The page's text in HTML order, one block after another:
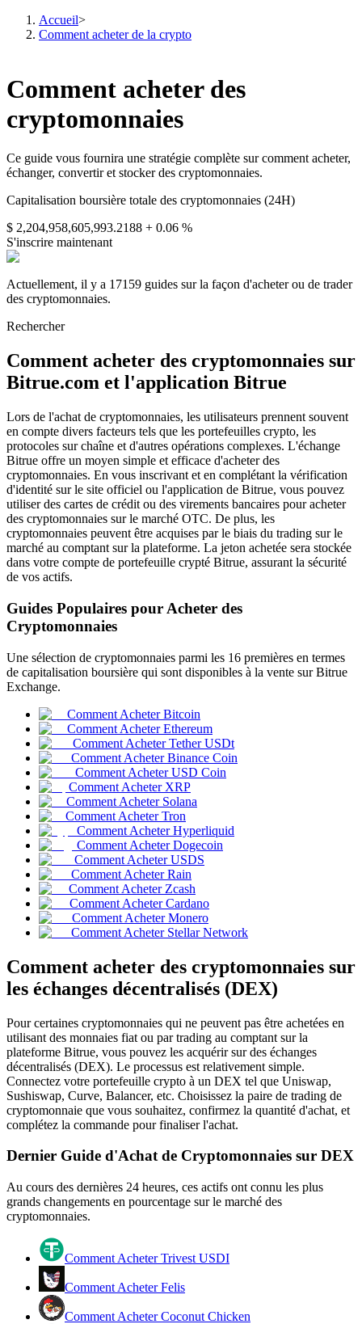
Contrats à terme
Futures utilisant l'USDT comme garantie
Futures COIN-M
Contrats à terme sur crypto-monnaie
TradFi
Produits dérivés sur actions, forex, métaux précieux et matières
premières
Futures USDC
Futures utilisant l'USDC comme garantie
Copie de Trading
Rejoignez les meilleurs traders
Devenez un trader de copie
Profitez du partage des bénéfices et des commissions de copy
Accueil>
Comment acheter de la crypto
Comment acheter des
cryptomonnaies
Ce guide vous fournira une stratégie complète sur comment acheter,
échanger, convertir et stocker des cryptomonnaies.
Capitalisation boursière totale des cryptomonnaies (24H)
$ 2,204,958,605,993.2188 + 0.06 %
S'inscrire maintenant
Actuellement, il y a 17159 guides sur la façon d'acheter ou de trader
des cryptomonnaies.
Rechercher
Comment acheter des cryptomonnaies sur
Bitrue.com et l'application Bitrue
Lors de l'achat de cryptomonnaies, les utilisateurs prennent souvent
en compte divers facteurs tels que les portefeuilles crypto, les
protocoles sur chaîne et d'autres opérations complexes. L'échange
Bitrue offre un moyen simple et efficace d'acheter des
cryptomonnaies. En vous inscrivant et en complétant la vérification
d'identité sur le site officiel ou l'application de Bitrue, vous pouvez
utiliser des cartes de crédit ou des virements bancaires pour acheter
des cryptomonnaies sur le marché OTC. De plus, les
cryptomonnaies peuvent être acquises par le biais du trading sur le
marché au comptant sur la plateforme. La jeton achetée sera stockée
dans votre compte de portefeuille crypté Bitrue, assurant la sécurité
de vos actifs.
Guides Populaires pour Acheter des
Cryptomonnaies
Une sélection de cryptomonnaies parmi les 16 premières en termes
de capitalisation boursière qui sont disponibles à la vente sur Bitrue
Exchange.
Comment Acheter Bitcoin
Comment Acheter Ethereum
Comment Acheter Tether USDt
Comment Acheter Binance Coin
Comment Acheter USD Coin
Comment Acheter XRP
Comment Acheter Solana
Comment Acheter Tron
Comment Acheter Hyperliquid
Comment Acheter Dogecoin
Comment Acheter USDS
Comment Acheter Rain
Comment Acheter Zcash
Comment Acheter Cardano
Comment Acheter Monero
Comment Acheter Stellar Network
Comment acheter des cryptomonnaies sur
les échanges décentralisés (DEX)
Pour certaines cryptomonnaies qui ne peuvent pas être achetées en
utilisant des monnaies fiat ou par trading au comptant sur la
plateforme Bitrue, vous pouvez les acquérir sur des échanges
décentralisés (DEX). Le processus est relativement simple.
Connectez votre portefeuille crypto à un DEX tel que Uniswap,
Sushiswap, Curve, Balancer, etc. Choisissez la paire de trading de
cryptomonnaie que vous souhaitez, confirmez la quantité d'achat, et
complétez la commande pour finaliser l'achat.
Dernier Guide d'Achat de Cryptomonnaies sur DEX
Au cours des dernières 24 heures, ces actifs ont connu les plus
grands changements en pourcentage sur le marché des
cryptomonnaies.
Comment Acheter Trivest USDI
Comment Acheter Felis
Comment Acheter Coconut Chicken